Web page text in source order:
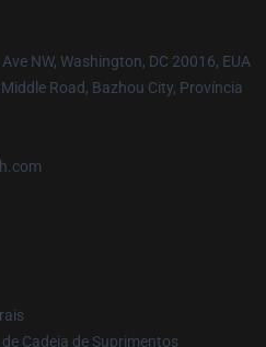
NW, Washington, DC 20016, EUA
Road, Bazhou City, Província
Cadeia de Suprimentos